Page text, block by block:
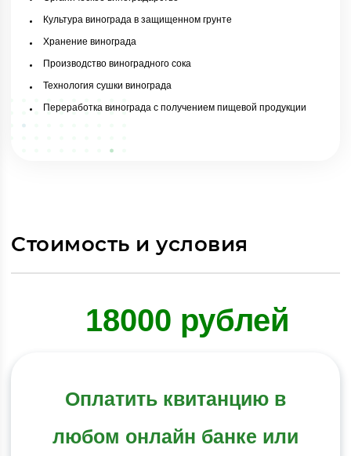
Культура винограда в защищенном грунте
Хранение винограда
Производство виноградного сока
Технология сушки винограда
Переработка винограда с получением пищевой продукции
Стоимость и условия
18000 рублей
Оплатить квитанцию в
любом онлайн банке или